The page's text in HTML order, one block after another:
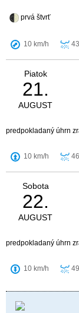
prvá štvrť
10 km/h
Piatok
21.
AUGUST
predpokladaný úhrn
10 km/h
Sobota
22.
AUGUST
predpokladaný úhrn
10 km/h